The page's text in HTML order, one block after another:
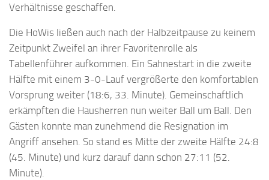
Verhältnisse geschaffen.
Die HoWis ließen auch nach der Halbzeitpause zu keinem
Zeitpunkt Zweifel an ihrer Favoritenrolle als
Tabellenführer aufkommen. Ein Sahnestart in die zweite
Hälfte mit einem 3-0-Lauf vergrößerte den komfortablen
Vorsprung weiter (18:6, 33. Minute). Gemeinschaftlich
erkämpften die Hausherren nun weiter Ball um Ball. Den
Gästen konnte man zunehmend die Resignation im
Angriff ansehen. So stand es Mitte der zweite Hälfte 24:8
(45. Minute) und kurz darauf dann schon 27:11 (52.
Minute).